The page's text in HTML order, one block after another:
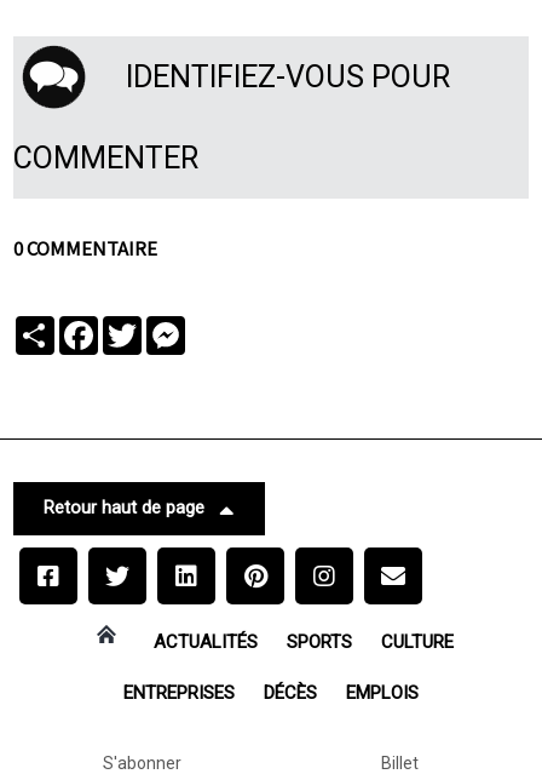
IDENTIFIEZ-VOUS POUR
COMMENTER
0 COMMENTAIRE
PartagerFacebook
Twitter
Retour haut de page
ACTUALITÉS SPORTS CULTURE
ENTREPRISES DÉCÈS EMPLOIS
S'abonner
Billet